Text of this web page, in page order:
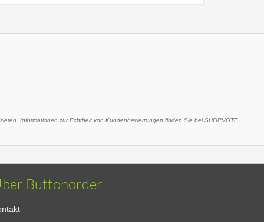
Informationen zur Echtheit von Kundenbewertungen finden Sie bei SHOPVOTE.
Buttonorder